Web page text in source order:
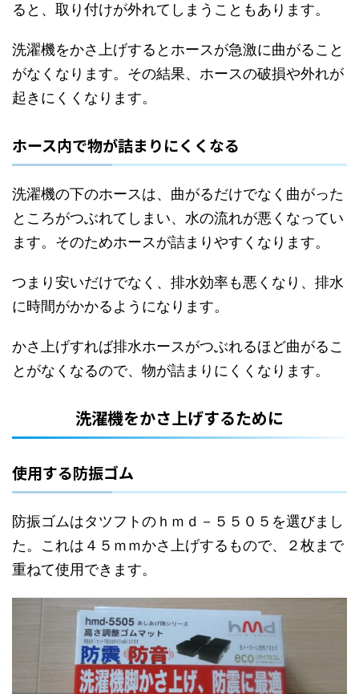
ると、取り付けが外れてしまうこともあります。
洗濯機をかさ上げするとホースが急激に曲がること
がなくなります。その結果、ホースの破損や外れが
起きにくくなります。
ホース内で物が詰まりにくくなる
洗濯機の下のホースは、曲がるだけでなく曲がった
ところがつぶれてしまい、水の流れが悪くなってい
ます。そのためホースが詰まりやすくなります。
つまり安いだけでなく、排水効率も悪くなり、排水
に時間がかかるようになります。
かさ上げすれば排水ホースがつぶれるほど曲がるこ
とがなくなるので、物が詰まりにくくなります。
洗濯機をかさ上げするために
使用する防振ゴム
防振ゴムはタツフトのｈｍｄ－５５０５を選びまし
た。これは４５ｍｍかさ上げするもので、２枚まで
重ねて使用できます。